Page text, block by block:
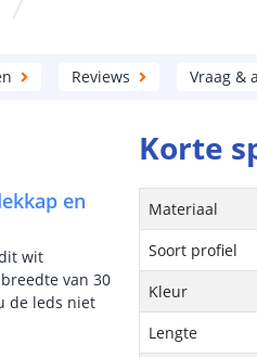
Reviews Vraag &
en
wit
van 30
de leds niet
Korte
Materiaal
Soort profiel
Kleur
Lengte